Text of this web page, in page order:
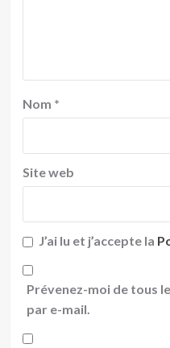
Nom *
Site web
J’ai lu et j’accepte la
Prévenez-moi de tous
par e-mail.